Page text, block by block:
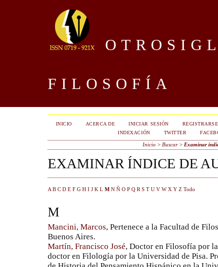
FILOSOFÍA
INICIO ACERCA DE INICIAR SESIÓN
REGISTRARSE
INDEXACIÓN
TWITTER
Inicio > Buscar> Examinar
EXAMINAR ÍNDICE DE
A B C D E F G H I J K L M N Ñ O P Q R S T U V W X Y Z Todo
M
Mancini, Marcos, Pertenece a la Facultad de
Buenos Aires.
Martín, Francisco José, Doctor en Filosofía por
doctor en Filología por la Universidad de Pisa.